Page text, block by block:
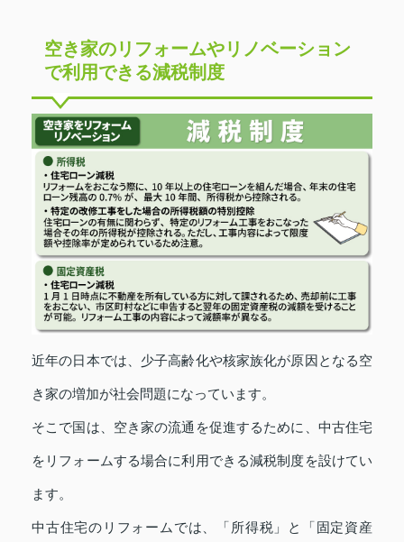
空き家のリフォームやリノベーション
で利用できる減税制度
近年の日本では、少子高齢化や核家族化が原因となる空
き家の増加が社会問題になっています。
そこで国は、空き家の流通を促進するために、中古住宅
をリフォームする場合に利用できる減税制度を設けてい
ます。
中古住宅のリフォームでは、「所得税」と「固定資産